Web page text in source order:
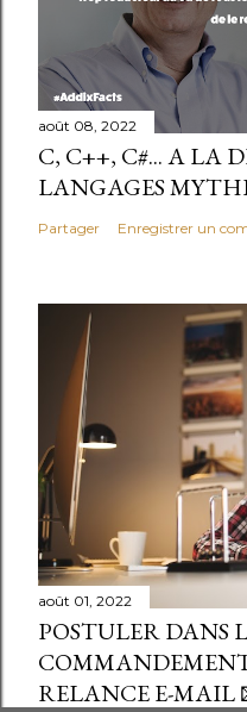
août 08, 2022
C, C++, C#... A LA
LANGAGES
Partager Enregistrer un
août 01, 2022
POSTULER DANS
RELANCE E-MAIL